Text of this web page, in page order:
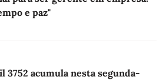
e paz"
3752 acumula nesta segunda-